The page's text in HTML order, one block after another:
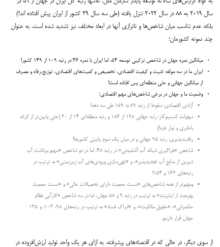
سال ۲۰۱۹ به ۸۸ در سال ۲۰۲۲ تنزل یافته (طی سه سال ۲۹ کشور از ایران پیش افتاده اند!)
بلکه عدم تناسب میان شاخص‌ها و ناترازی آنها در ابعاد مختلف نیز تشدید شده است. به عنوان
چند نمونه کشورمان؛
میانگین نمره جهان در شاخص ترکیبی توسعه ۵۴، اما ایران با نمره ۴۶ در رتبه ۱۰۹ از ۱۴۹ کشور!
ایران ما در سه مولفه تثبیت و کیفیت اقتصادی، تخصیص و کمیت‌های اقتصادی، توزیع،رفاه و مصرف
از میانگین جهانی و حتی منطقه‌ای پس افتاده است!
وضعیت ما و جهان در برخی شاخص‌های مهم اقتصادی؛
آزادی اقتصادی: سقوط از رتبه ۸۹ به ۱۵۹ طی سه دهه!
سهولت کسب‌و‌کار: رتبه جهانی ۱۲۸ از ۱۸۶ و رتبه منطقه‌ای ۱۴ از ۲۰ (حتی پایین‌تر از کرانه
باختری و نوار غزه!)
رقابت‌پذیری: رتبه ۹۵ جهانی و در میان یک سوم پایینی کشورها!
شاخص «فراگیری شبکه آب آشامیدنی» در رتبه ۴۸، اما در دو شاخص «سهم برداشت آب
شیرین از منابع آب تجدیدپذیر»، و «تهی‌سازی ورودی‌های آب زیرزمینی» به ترتیب در
رتبه‌های ۱۶۲ و ۱۵۴!
ومهم‌تر از همه شاخص‌های «نسبت جمعیت دارای تحصیلات عالی» و «نسبت جمعیت
بهره‌مند از اینترنت» به ترتیب در رتبه ۹ و ۵۸ جهان، اما در سه شاخص «کارآیی نظام
حکمرانی»، «حقوق مالکیت»، و «ادراک فساد» به ترتیب در رتبه‌های ۹۸، ۱۰۳، و ۱۳۵
جهان قرار داریم.
از سوی دیگر، در حالی که در اقتصادهای پیشرفته، به ازای هر یک واحد تولید ارزش‌افزوده در